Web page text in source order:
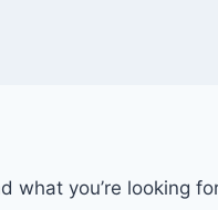
what you’re looking